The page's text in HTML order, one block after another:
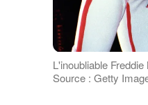
L'inoubliable
Source : Getty